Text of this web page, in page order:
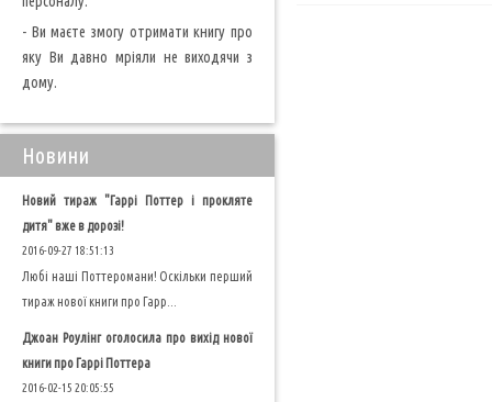
- Ви маєте змогу отримати книгу про
яку Ви давно мріяли не виходячи з
дому.
Новини
Новий тираж "Гаррі Поттер і прокляте
дитя" вже в дорозі!
2016-09-27 18:51:13
Любі наші Поттеромани! Оскільки перший
тираж нової книги про Гарр...
Джоан Роулінг оголосила про вихід нової
книги про Гаррі Поттера
2016-02-15 20:05:55